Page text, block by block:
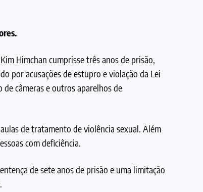
Himchan cumprisse três anos de prisão,
por acusações de estupro e violação da Lei
de câmeras e outros aparelhos de
de tratamento de violência sexual. Além
com deficiência.
de sete anos de prisão e uma limitação